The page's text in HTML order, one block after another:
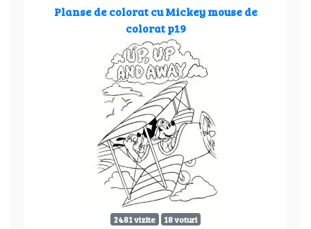
Planse de colorat cu Mickey mouse de
colorat p19
2481 vizite 18 voturi